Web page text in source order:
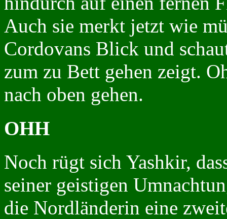
Auch sie merkt jetzt wie
Cordovans Blick und
zum zu Bett gehen zeigt.
nach oben gehen.
OHH
Noch rügt sich Yashkir,
seiner geistigen
die Nordländerin eine